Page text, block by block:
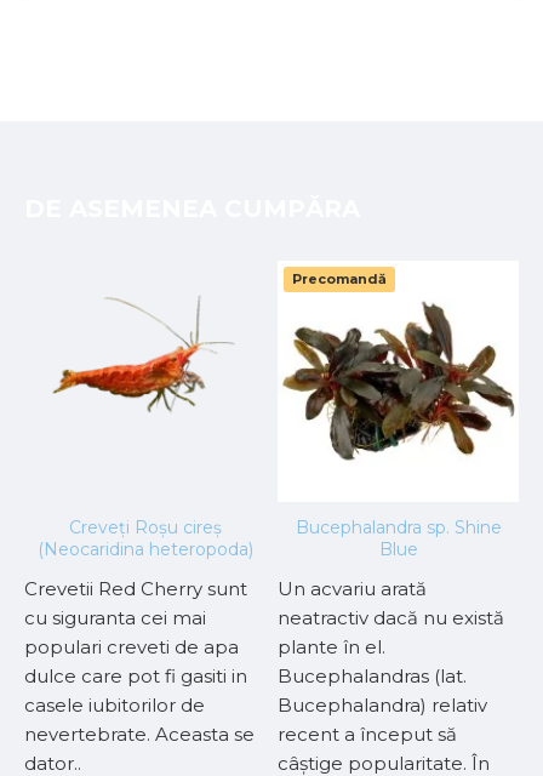
Creveți Roșu cireș
(Neocaridina heteropoda)
Crevetii Red Cherry sunt
cu siguranta cei mai
populari creveti de apa
dulce care pot fi gasiti in
casele iubitorilor de
nevertebrate. Aceasta se
dator..
Precomandă
Bucephalandra sp. Shine
Blue
Un acvariu arată
neatractiv dacă nu există
plante în el.
Bucephalandras (lat.
Bucephalandra) relativ
recent a început să
câștige popularitate. În